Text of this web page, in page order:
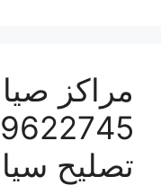
مراكز
تصليح